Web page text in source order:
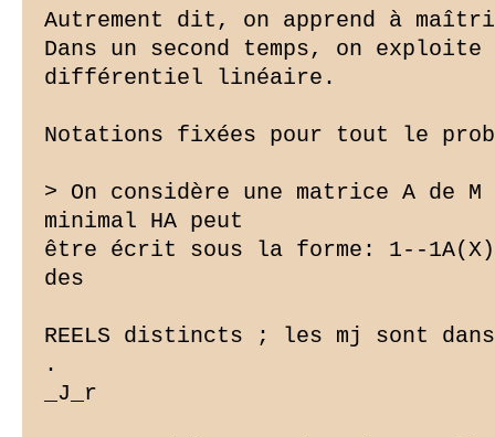
Autrement dit, on apprend à
Dans un second temps, on
différentiel linéaire.
Notations fixées pour tout le
> On considère une matrice A de
minimal HA peut
être écrit sous la forme: 1--
des
REELS distincts ; les mj sont
.
_J_r